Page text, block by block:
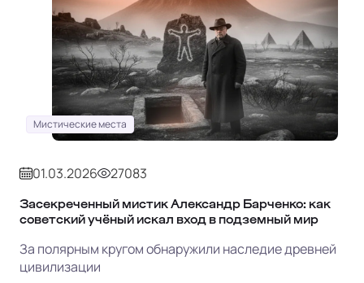
Мистические места
01.03.2026 27083
Засекреченный мистик Александр Барченко: как
советский учёный искал вход в подземный мир
За полярным кругом обнаружили наследие древней
цивилизации